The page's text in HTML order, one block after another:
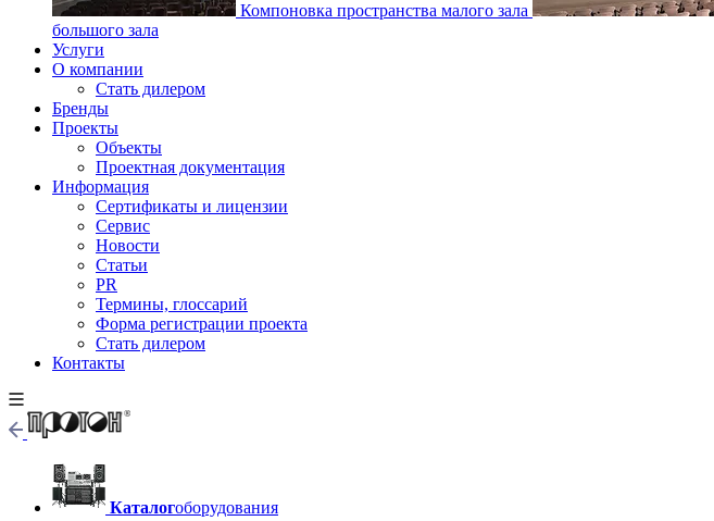
Компоновка пространства малого зала
большого зала
Услуги
О компании
Стать дилером
Бренды
Проекты
Объекты
Проектная документация
Информация
Сертификаты и лицензии
Сервис
Новости
Статьи
PR
Термины, глоссарий
Форма регистрации проекта
Стать дилером
Контакты
Каталогоборудования